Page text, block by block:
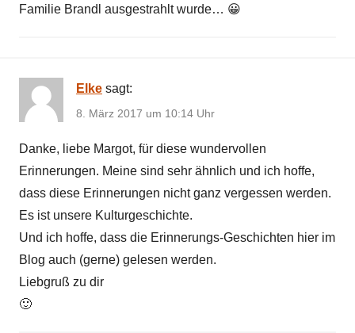
Familie Brandl ausgestrahlt wurde… 😀
Elke sagt:
8. März 2017 um 10:14 Uhr
Danke, liebe Margot, für diese wundervollen
Erinnerungen. Meine sind sehr ähnlich und ich hoffe,
dass diese Erinnerungen nicht ganz vergessen werden.
Es ist unsere Kulturgeschichte.
Und ich hoffe, dass die Erinnerungs-Geschichten hier im
Blog auch (gerne) gelesen werden.
Liebgruß zu dir
🙂